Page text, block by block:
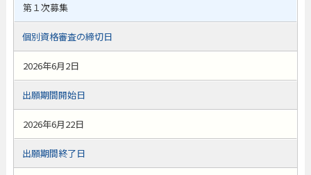
第１次募集
個別資格審査の締切日
2026年6月2日
出願期間開始日
2026年6月22日
出願期間終了日